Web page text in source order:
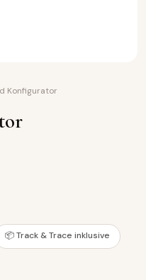
Konfigurator
📦 Track & Trace inklusive